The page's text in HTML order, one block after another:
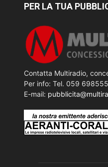
PER LA TUA
Contatta Multiradio,
Per info: Tel. 059 698555
E-mail: